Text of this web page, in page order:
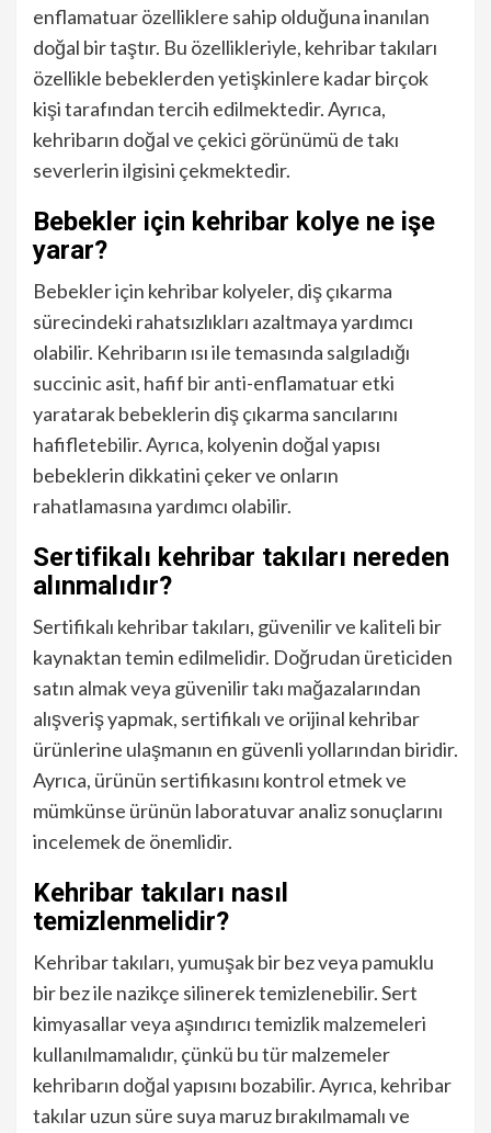
enflamatuar özelliklere sahip olduğuna inanılan
doğal bir taştır. Bu özellikleriyle, kehribar takıları
özellikle bebeklerden yetişkinlere kadar birçok
kişi tarafından tercih edilmektedir. Ayrıca,
kehribarın doğal ve çekici görünümü de takı
severlerin ilgisini çekmektedir.
Bebekler için kehribar kolye ne işe
yarar?
Bebekler için kehribar kolyeler, diş çıkarma
sürecindeki rahatsızlıkları azaltmaya yardımcı
olabilir. Kehribarın ısı ile temasında salgıladığı
succinic asit, hafif bir anti-enflamatuar etki
yaratarak bebeklerin diş çıkarma sancılarını
hafifletebilir. Ayrıca, kolyenin doğal yapısı
bebeklerin dikkatini çeker ve onların
rahatlamasına yardımcı olabilir.
Sertifikalı kehribar takıları nereden
alınmalıdır?
Sertifikalı kehribar takıları, güvenilir ve kaliteli bir
kaynaktan temin edilmelidir. Doğrudan üreticiden
satın almak veya güvenilir takı mağazalarından
alışveriş yapmak, sertifikalı ve orijinal kehribar
ürünlerine ulaşmanın en güvenli yollarından biridir.
Ayrıca, ürünün sertifikasını kontrol etmek ve
mümkünse ürünün laboratuvar analiz sonuçlarını
incelemek de önemlidir.
Kehribar takıları nasıl
temizlenmelidir?
Kehribar takıları, yumuşak bir bez veya pamuklu
bir bez ile nazikçe silinerek temizlenebilir. Sert
kimyasallar veya aşındırıcı temizlik malzemeleri
kullanılmamalıdır, çünkü bu tür malzemeler
kehribarın doğal yapısını bozabilir. Ayrıca, kehribar
takılar uzun süre suya maruz bırakılmamalı ve